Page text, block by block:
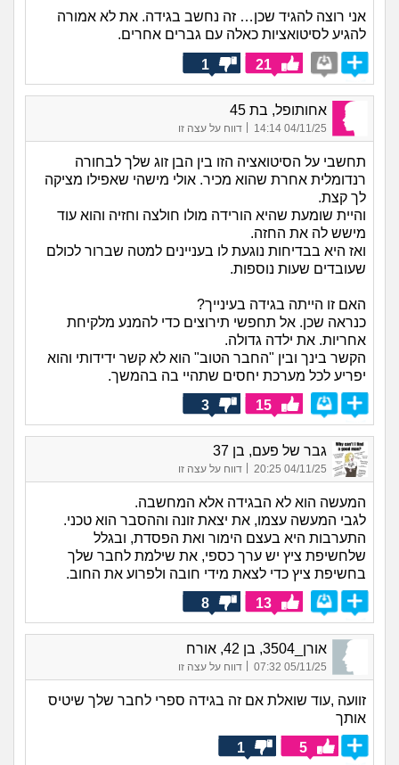
אני רוצה להגיד שכן… זה נחשב בגידה. את לא אמורה
להגיע לסיטואציות כאלה עם גברים אחרים.
21
1
אחותופל, בת 45
04/11/25 14:14
| דווח על עצה זו
תחשבי על הסיטואציה הזו בין הבן זוג שלך לבחורה
רנדומלית אחרת שהוא מכיר. אולי מישהי שאפילו מציקה
לך קצת.
והיית שומעת שהיא הורידה מולו חולצה וחזיה והוא עוד
מישש לה את החזה.
ואז היא בבדיחות נוגעת לו בעניינים למטה שברור לכולם
שעובדים שעות נוספות.
האם זו הייתה בגידה בעינייך?
כנראה שכן. אל תחפשי תירוצים כדי להמנע מלקיחת
אחריות. את ילדה גדולה.
הקשר בינך ובין "החבר הטוב" הוא לא קשר ידידותי והוא
יפריע לכל מערכת יחסים שתהיי בה בהמשך.
15
3
גבר של פעם, בן 37
04/11/25 20:25
| דווח על עצה זו
המעשה הוא לא הבגידה אלא המחשבה.
לגבי המעשה עצמו, את יצאת זונה וההסבר הוא טכני.
התערבות היא בעצם הימור ואת הפסדת, ובגלל
שלחשיפת ציץ יש ערך כספי, את שילמת לחבר שלך
בחשיפת ציץ כדי לצאת מידי חובה ולפרוע את החוב.
13
8
אורן_3504, בן 42, אורח
05/11/25 07:32 דווח על עצה זו
זוועה ,עוד שואלת אם זה בגידה ספרי לחבר שלך שיטיס
אותך
5
1